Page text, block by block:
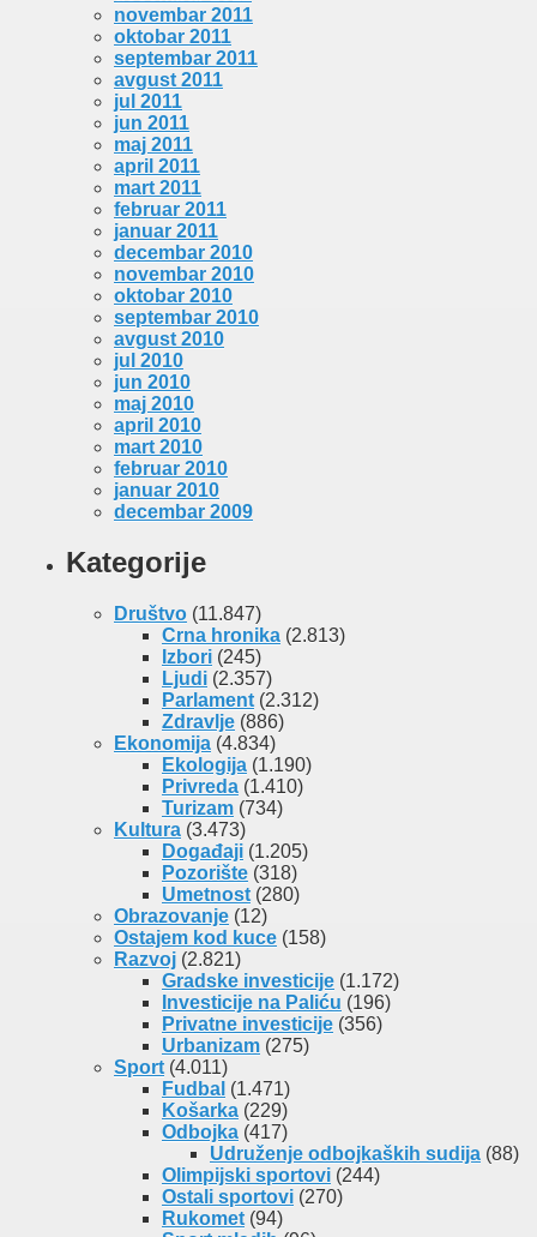
novembar 2011
oktobar 2011
septembar 2011
avgust 2011
jul 2011
jun 2011
maj 2011
april 2011
mart 2011
februar 2011
januar 2011
decembar 2010
novembar 2010
oktobar 2010
septembar 2010
avgust 2010
jul 2010
jun 2010
maj 2010
april 2010
mart 2010
februar 2010
januar 2010
decembar 2009
Kategorije
Društvo (11.847)
Crna hronika (2.813)
Izbori (245)
Ljudi (2.357)
Parlament (2.312)
Zdravlje (886)
Ekonomija (4.834)
Ekologija (1.190)
Privreda (1.410)
Turizam (734)
Kultura (3.473)
Događaji (1.205)
Pozorište (318)
Umetnost (280)
Obrazovanje (12)
Ostajem kod kuce (158)
Razvoj (2.821)
Gradske investicije (1.172)
Investicije na Paliću (196)
Privatne investicije (356)
Urbanizam (275)
Sport (4.011)
Fudbal (1.471)
Košarka (229)
Odbojka (417)
Udruženje odbojkaških sudija (88)
Olimpijski sportovi (244)
Ostali sportovi (270)
Rukomet (94)